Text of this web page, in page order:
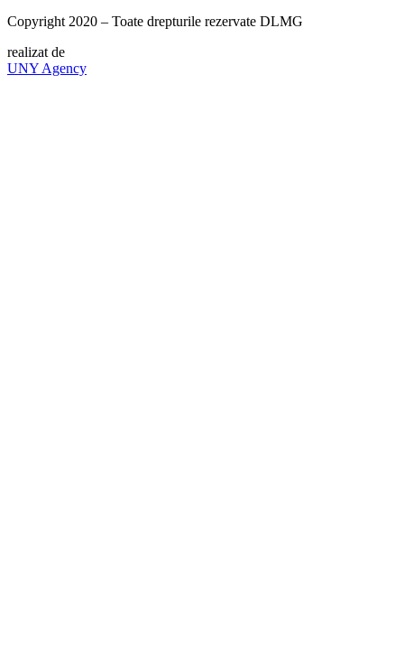
Copyright 2020 – Toate drepturile rezervate DLMG
realizat de
UNY Agency